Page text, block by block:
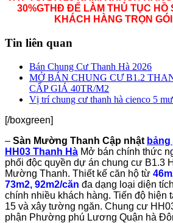
30%GTHĐ ĐỂ LÀM THỦ TỤC HỒ
KHÁCH HÀNG TRỌN
Tin liên quan
Bán Chung Cư Thanh Hà 2026
MỞ BÁN CHUNG CƯ B1.2
CẤP GIÁ 40TR/M2
Vị trí chung cư thanh hà cienco 5
[/boxgreen]
– Sàn Mường Thanh Cập nhật
HH03 Thanh Hà Mở bán chính thức
phối độc quyền dự án chung cư B1.3
Mường Thanh. Thiết kế căn hộ từ
73m2, 92m2/căn đa dạng loại diện
chính nhiều khách hàng. Tiến độ hiện
15 và xây tường ngăn. Chung cư
phận Phường phú Lương Quận hà